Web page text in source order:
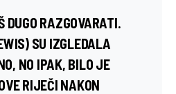
DUGO RAZGOVARATI.
SU IZGLEDALA
NO IPAK, BILO JE
RIJEČI NAKON